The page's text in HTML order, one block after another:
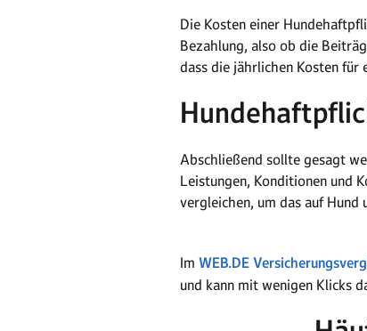
Die Kosten einer
Bezahlung, also ob die
dass die jährlichen Kosten
Abschließend sollte gesagt
Leistungen, Konditionen und
vergleichen, um das auf
Im WEB.DE
und kann mit wenigen Klicks